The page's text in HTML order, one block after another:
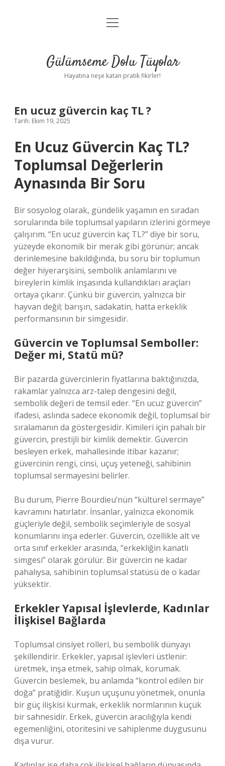
Anasayfa
Yasal Uyarı
menüyü
Gülümseme Dolu Tüyolar
Hayatına neşe katan pratik fikirler!
En ucuz güvercin kaç TL ?
Tarih: Ekim 19, 2025
En Ucuz Güvercin Kaç TL?
Toplumsal Değerlerin
Aynasında Bir Soru
Bir sosyolog olarak, gündelik yaşamın en sıradan
sorularında bile toplumsal yapıların izlerini görmeye
çalışırım. “En ucuz güvercin kaç TL?” diye bir soru,
yüzeyde ekonomik bir merak gibi görünür; ancak
derinlemesine bakıldığında, bu soru bir toplumun
değer hiyerarşisini, sembolik anlamlarını ve
bireylerin kimlik inşasında kullandıkları araçları
ortaya çıkarır. Çünkü bir güvercin, yalnızca bir
hayvan değil; barışın, sadakatin, hatta erkeklik
performansının bir simgesidir.
Güvercin ve Toplumsal Semboller:
Değer mi, Statü mü?
Bir pazarda güvercinlerin fiyatlarına baktığınızda,
rakamlar yalnızca arz-talep dengesini değil,
sembolik değeri de temsil eder. “En ucuz güvercin”
ifadesi, aslında sadece ekonomik değil, toplumsal bir
sıralamanın da göstergesidir. Kimileri için pahalı bir
güvercin, prestijli bir kimlik demektir. Güvercin
besleyen erkek, mahallesinde itibar kazanır;
güvercinin rengi, cinsi, uçuş yeteneği, sahibinin
toplumsal sermayesini belirler.
Bu durum, Pierre Bourdieu’nün “kültürel sermaye”
kavramını hatırlatır. İnsanlar, yalnızca ekonomik
güçleriyle değil, sembolik seçimleriyle de sosyal
konumlarını inşa ederler. Güvercin, özellikle alt ve
orta sınıf erkekler arasında, “erkekliğin kanatlı
simgesi” olarak görülür. Bir güvercin ne kadar
pahalıysa, sahibinin toplumsal statüsü de o kadar
yüksektir.
Erkekler Yapısal İşlevlerde, Kadınlar
İlişkisel Bağlarda
Toplumsal cinsiyet rolleri, bu sembolik dünyayı
şekillendirir. Erkekler, yapısal işlevleri üstlenir:
üretmek, inşa etmek, sahip olmak, korumak.
Güvercin beslemek, bu anlamda “kontrol edilen bir
doğa” pratiğidir. Kuşun uçuşunu yönetmek, onunla
bir güç ilişkisi kurmak, erkeklik normlarının küçük
bir sahnesidir. Erkek, güvercin aracılığıyla kendi
egemenliğini, otoritesini ve sahiplenme duygusunu
dışa vurur.